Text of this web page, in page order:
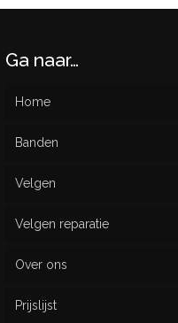
Ga naar…
Home
Banden
Nieuw
Gebruikt
Velgen
Velgen reparatie
Over ons
Prijslijst